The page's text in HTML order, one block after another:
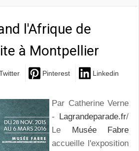
l'Afrique de
à Montpellier
Pinterest Linkedin
Par Catherine Verne
- Lagrandeparade.fr/
Le Musée Fabre
accueille l'exposition